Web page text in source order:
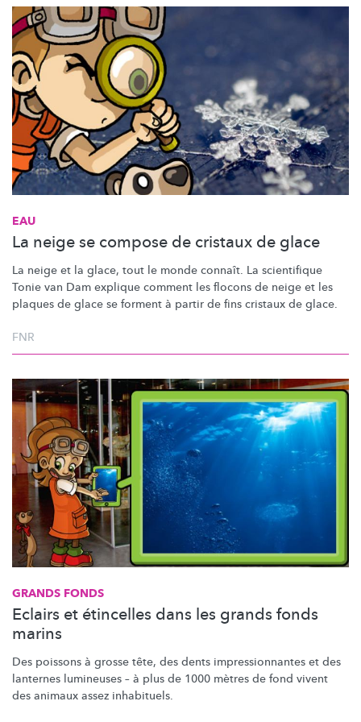
EAU
La neige se compose de cristaux de glace
La neige et la glace, tout le monde connaît. La scientifique
Tonie van Dam explique comment les flocons de neige et les
plaques de glace se forment à partir de fins cristaux de glace.
FNR
GRANDS FONDS
Eclairs et étincelles dans les grands fonds
marins
Des poissons à grosse tête, des dents impressionnantes et des
lanternes lumineuses – à plus de 1000 mètres de fond vivent
des animaux assez inhabituels.